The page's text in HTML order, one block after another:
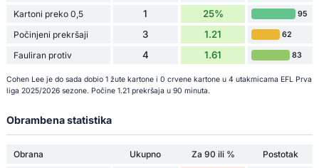
Kartoni preko 0,5 1 25% 95
Počinjeni prekršaji 3 1.21 62
Fauliran protiv 4 1.61 83
Cohen Lee je do sada dobio 1 žute kartone i 0 crvene kartone u 4 utakmicama EFL Prva
liga 2025/2026 sezone. Počine 1.21 prekršaja u 90 minuta.
Obrambena statistika
Obrana Ukupno Za 90 ili %
Postotak